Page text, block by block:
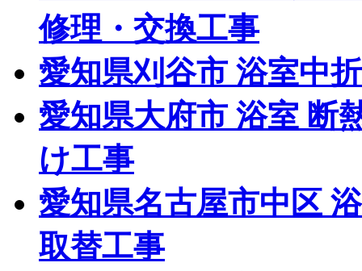
修理・交換工事
愛知県刈谷市 浴室中
愛知県大府市 浴室 断
け工事
愛知県名古屋市中区
取替工事